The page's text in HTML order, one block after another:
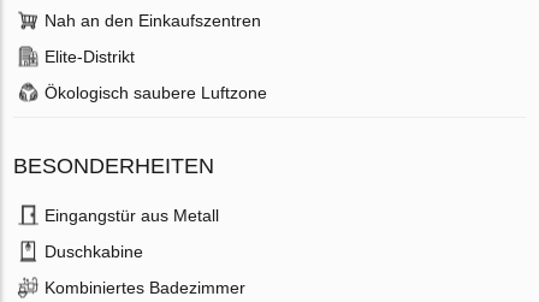
Nah an den Einkaufszentren
Elite-Distrikt
Ökologisch saubere Luftzone
BESONDERHEITEN
Eingangstür aus Metall
Duschkabine
Kombiniertes Badezimmer